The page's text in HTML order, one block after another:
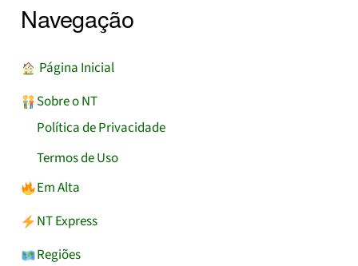
Navegação
︎ Página Inicial
Sobre o NT
Política de Privacidade
Termos de Uso
Em Alta
NT Express
Regiões